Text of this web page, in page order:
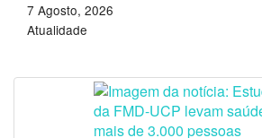
7 Agosto, 2026
Atualidade